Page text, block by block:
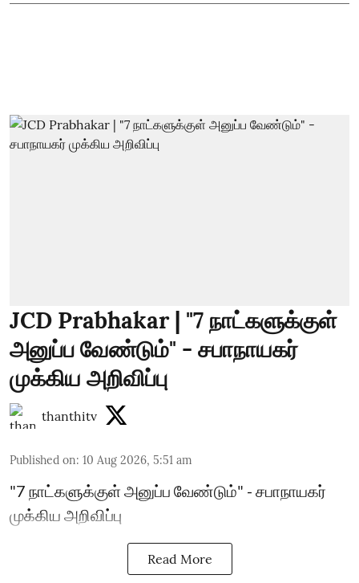
JCD Prabhakar | "7 நாட்களுக்குள்
அனுப்ப வேண்டும்" - சபாநாயகர்
முக்கிய அறிவிப்பு
thanthitv
Published on: 10 Aug 2026, 5:51 am
"7 நாட்களுக்குள் அனுப்ப வேண்டும்" - சபாநாயகர்
முக்கிய அறிவிப்பு
Read More